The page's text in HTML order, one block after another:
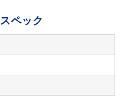
ペック